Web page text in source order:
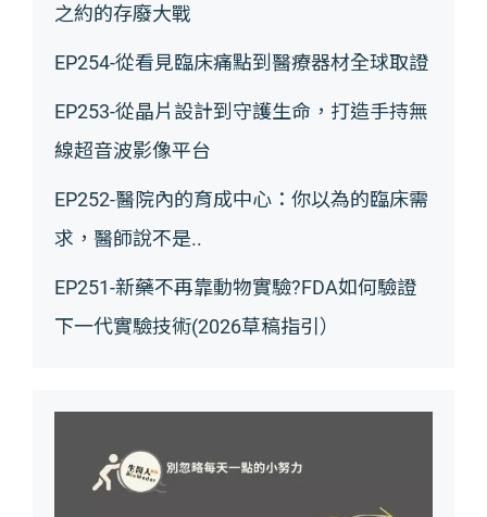
之約的存廢大戰
EP254-從看見臨床痛點到醫療器材全球取證
EP253-從晶片設計到守護生命，打造手持無
線超音波影像平台
EP252-醫院內的育成中心：你以為的臨床需
求，醫師說不是..
EP251-新藥不再靠動物實驗?FDA如何驗證
下一代實驗技術(2026草稿指引）